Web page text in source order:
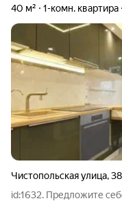
40 м² 1-комн. квартира
Чистопольская улица,38
id:1632. Предложите